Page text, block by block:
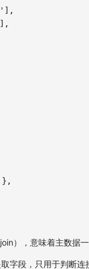
] ,
] ,
} ,
），意味着主数据一
字段，只用于判断连